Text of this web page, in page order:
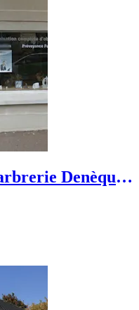
Denèque -